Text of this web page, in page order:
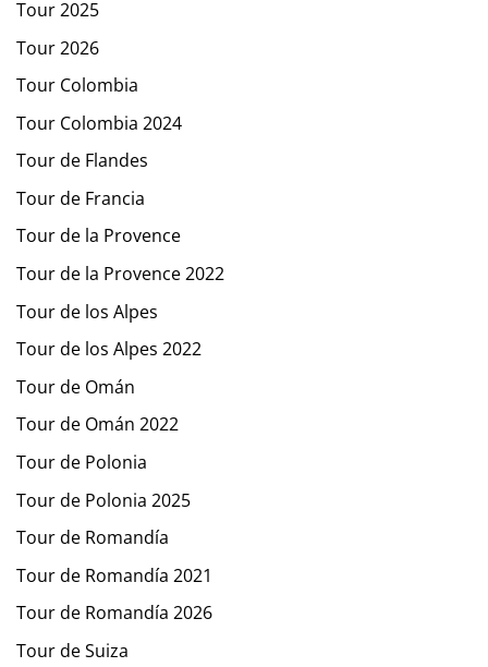
Tour 2025
Tour 2026
Tour Colombia
Tour Colombia 2024
Tour de Flandes
Tour de Francia
Tour de la Provence
Tour de la Provence 2022
Tour de los Alpes
Tour de los Alpes 2022
Tour de Omán
Tour de Omán 2022
Tour de Polonia
Tour de Polonia 2025
Tour de Romandía
Tour de Romandía 2021
Tour de Romandía 2026
Tour de Suiza